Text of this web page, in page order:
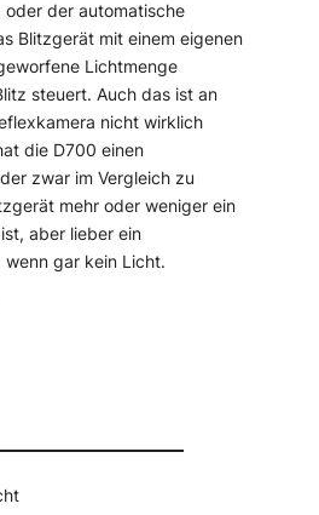
der automatische
Blitzgerät mit einem eigenen
Lichtmenge
steuert. Auch das ist an
nicht wirklich
die D700 einen
zwar im Vergleich zu
mehr oder weniger ein
aber lieber ein
wenn gar kein Licht.